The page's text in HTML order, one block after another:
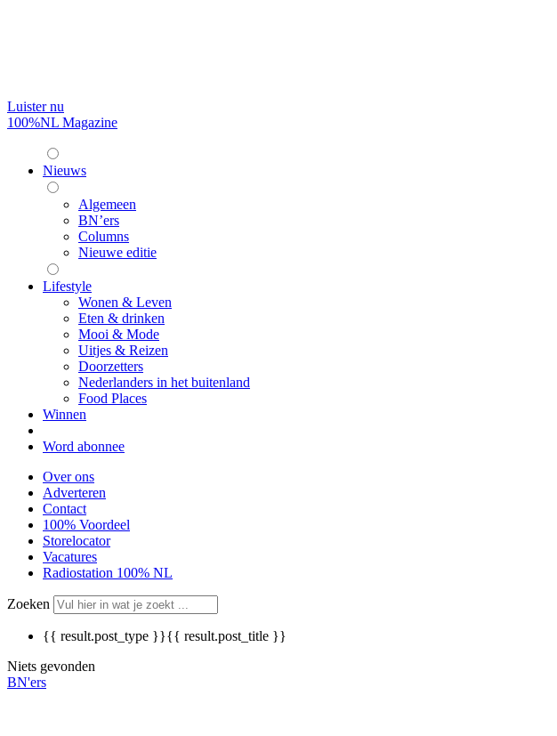
Luister nu
100%NL Magazine
Nieuws
Algemeen
BN’ers
Columns
Nieuwe editie
Lifestyle
Wonen & Leven
Eten & drinken
Mooi & Mode
Uitjes & Reizen
Doorzetters
Nederlanders in het buitenland
Food Places
Winnen
Word abonnee
Over ons
Adverteren
Contact
100% Voordeel
Storelocator
Vacatures
Radiostation 100% NL
Zoeken
{{ result.post_type }}{{ result.post_title }}
Niets gevonden
BN'ers